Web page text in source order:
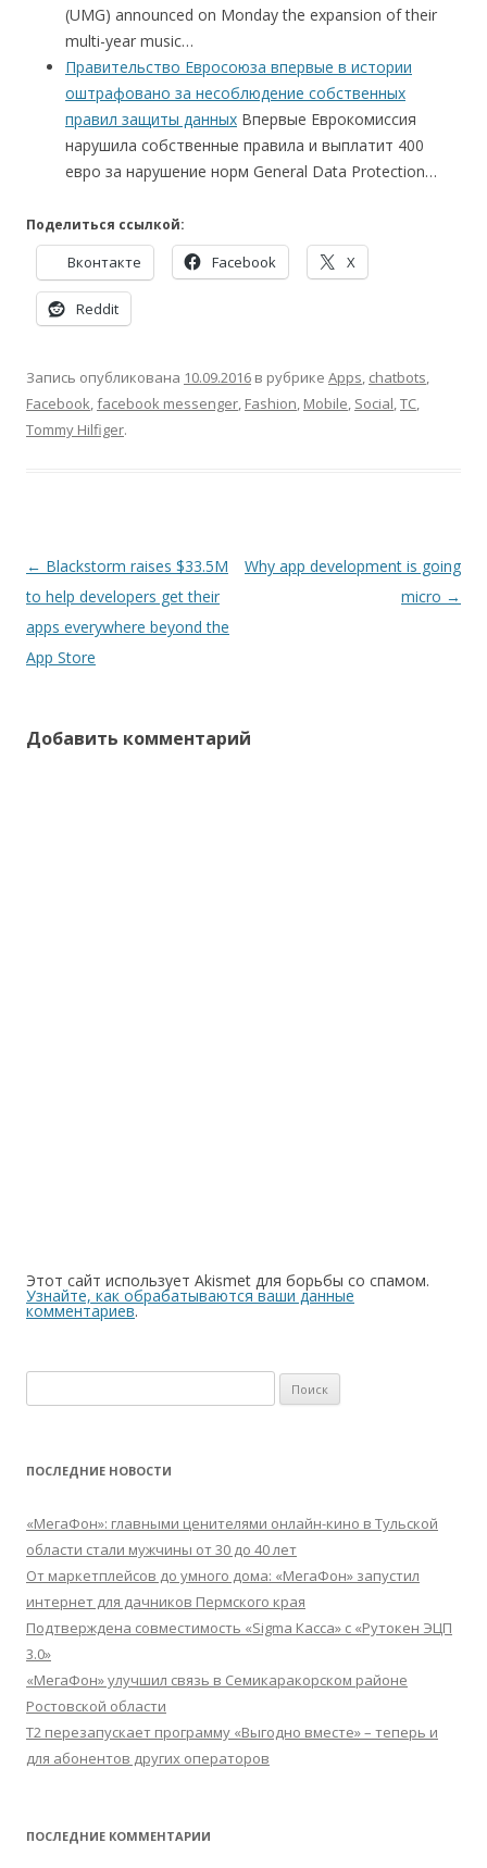
(UMG) announced on Monday the expansion of their
multi-year music…
Правительство Евросоюза впервые в истории
оштрафовано за несоблюдение собственных
правил защиты данных Впервые Еврокомиссия
нарушила собственные правила и выплатит 400
евро за нарушение норм General Data Protection…
Поделиться ссылкой:
Вконтакте Facebook X
Reddit
Запись опубликована 10.09.2016 в рубрике Apps, chatbots,
Facebook,facebook messenger, Fashion, Mobile, Social,TC,
Tommy Hilfiger.
Навигация
по
записям
← Blackstorm raises $33.5M
to help developers get their
apps everywhere beyond the
App Store
Why app development is going
micro →
Добавить комментарий
Этот сайт использует Akismet для борьбы со спамом.
Узнайте, как обрабатываются ваши данные
комментариев.
ПОСЛЕДНИЕ НОВОСТИ
«МегаФон»: главными ценителями онлайн-кино в Тульской
области стали мужчины от 30 до 40 лет
От маркетплейсов до умного дома: «МегаФон» запустил
интернет для дачников Пермского края
Подтверждена совместимость «Sigma Касса» с «Рутокен ЭЦП
3.0»
«МегаФон» улучшил связь в Семикаракорском районе
Ростовской области
Т2 перезапускает программу «Выгодно вместе» – теперь и
для абонентов других операторов
ПОСЛЕДНИЕ КОММЕНТАРИИ